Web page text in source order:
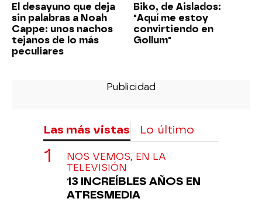
El desayuno que deja
sin palabras a Noah
Cappe: unos nachos
tejanos de lo más
peculiares
Biko, de Aislados:
"Aquí me estoy
convirtiendo en
Gollum"
Las más vistas Lo último
NOS VEMOS, EN LA
TELEVISIÓN
13 INCREÍBLES AÑOS EN
ATRESMEDIA